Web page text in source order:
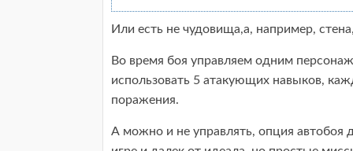
Или есть не чудовища,а, например,
Во время боя управляем одним
использовать 5 атакующих навыков,
поражения.
А можно и не управлять, опция автобоя